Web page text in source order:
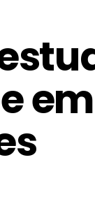
em